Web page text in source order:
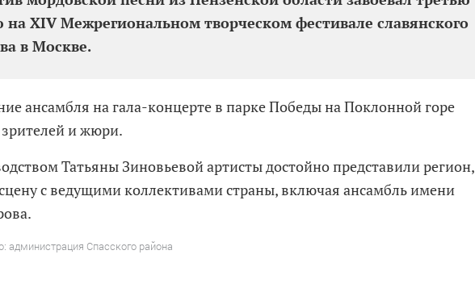
XIV Межрегиональном творческом фестивале славянского
в Москве.
ансамбля на гала-концерте в парке Победы на Поклонной горе
и жюри.
Татьяны Зиновьевой артисты достойно представили регион,
с ведущими коллективами страны, включая ансамбль имени
администрация Спасского района